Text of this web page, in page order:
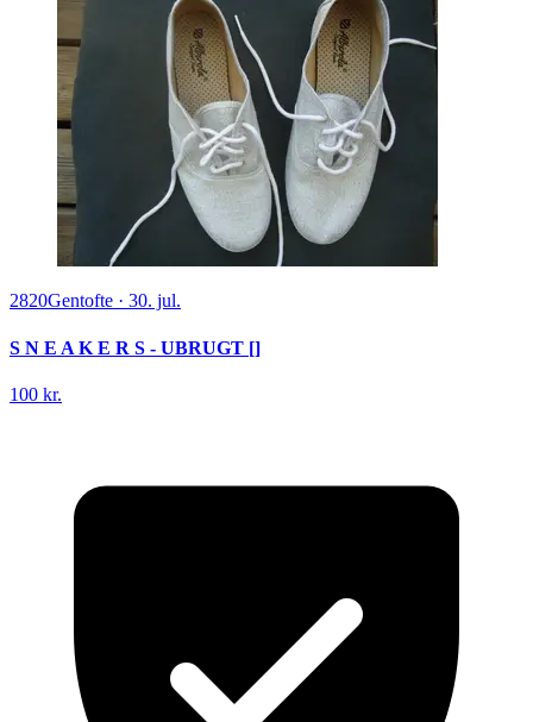
2820Gentofte · 30. jul.
S N E A K E R S - UBRUGT []
100 kr.